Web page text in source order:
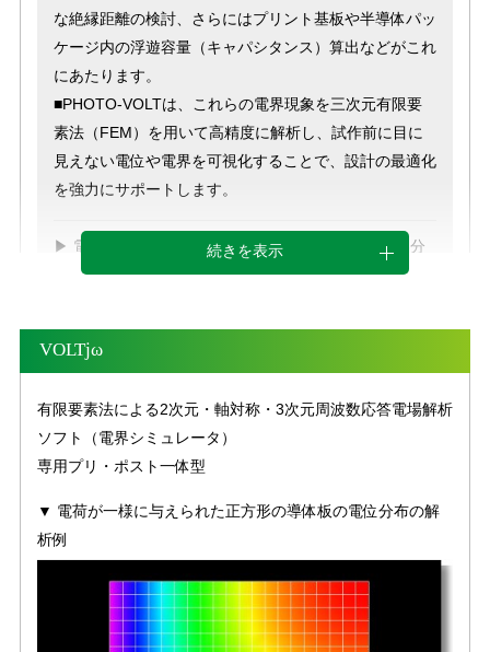
な絶縁距離の検討、さらにはプリント基板や半導体パッ
ケージ内の浮遊容量（キャパシタンス）算出などがこれ
にあたります。
■PHOTO-VOLTは、これらの電界現象を三次元有限要
素法（FEM）を用いて高精度に解析し、試作前に目に
見えない電位や電界を可視化することで、設計の最適化
を強力にサポートします。
▶︎ 電場解析の具体的なシミュレーション事例（電界分
布・容量計算など）は、下記よりご確認いただけます。
有限要素法による2次元・軸対称・3次元過渡応答電場解析ソ
フト（電界シミュレータ）
専用プリ・ポスト一体型
▼ 静電アクチュエータの電界解析の例
続きを表示
VOLTjω
有限要素法による2次元・軸対称・3次元周波数応答電場解析
ソフト（電界シミュレータ）
専用プリ・ポスト一体型
▼ 電荷が一様に与えられた正方形の導体板の電位分布の解
析例